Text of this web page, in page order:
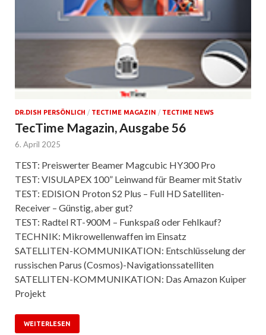
DR.DISH PERSÖNLICH / TECTIME MAGAZIN / TECTIME NEWS
TecTime Magazin, Ausgabe 56
6. April 2025
TEST: Preiswerter Beamer Magcubic HY300 Pro
TEST: VISULAPEX 100” Leinwand für Beamer mit Stativ
TEST: EDISION Proton S2 Plus – Full HD Satelliten-
Receiver – Günstig, aber gut?
TEST: Radtel RT-900M – Funkspaß oder Fehlkauf?
TECHNIK: Mikrowellenwaffen im Einsatz
SATELLITEN-KOMMUNIKATION: Entschlüsselung der
russischen Parus (Cosmos)-Navigationssatelliten
SATELLITEN-KOMMUNIKATION: Das Amazon Kuiper
Projekt
WEITERLESEN